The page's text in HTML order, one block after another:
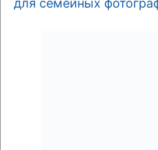
для семейных